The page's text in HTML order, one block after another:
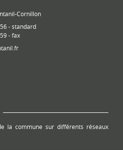
Cornillon
- standard
- fax
la commune sur différents réseaux